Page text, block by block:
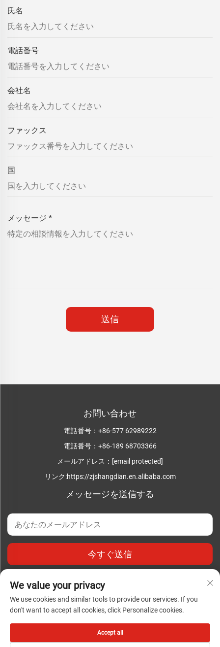
氏名
電話番号
会社名
ファックス
国
メッセージ *
送信
お問い合わせ
電話番号： +86-577 62989222
電話番号： +86-189 68703366
メールアドレス： [email protected]
リンク:https://zjshangdian.en.alibaba.com
メッセージを送信する
今すぐ送信
イバシーポリシー
We value your privacy
We use cookies and similar tools to provide our services. If you
don't want to accept all cookies, click Personalize cookies.
Accept all